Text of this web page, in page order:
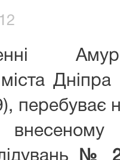
Амур-
перебуває
№